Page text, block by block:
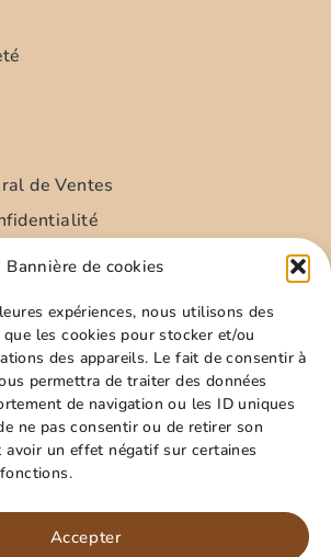
Bannière de cookies
expériences, nous utilisons des
les cookies pour stocker et/ou
des appareils. Le fait de consentir à
permettra de traiter des données
de navigation ou les ID uniques
ne pas consentir ou de retirer son
avoir un effet négatif sur certaines
Accepter
– relief palmes – 40x60cm
15,99€
de Ventes
Utilisation
?